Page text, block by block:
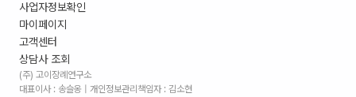
사업자정보확인
마이페이지
고객센터
상담사 조회
(주) 고이장례연구소
대표이사 : 송슬옹 | 개인정보관리책임자 : 김소현